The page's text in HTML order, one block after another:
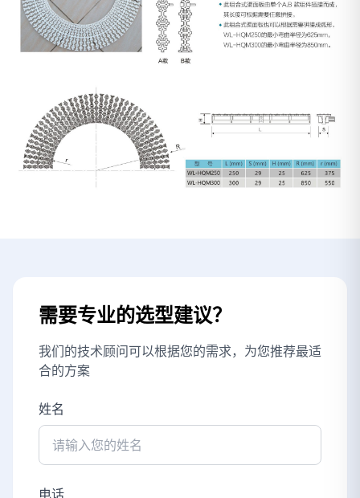
需要专业的选型建议？
我们的技术顾问可以根据您的需求，为您推荐最适
合的方案
姓名
电话